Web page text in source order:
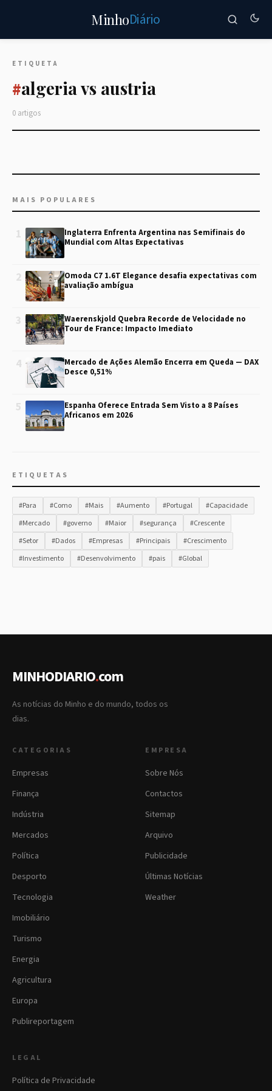
MinhoDiário
ETIQUETA
#algeria vs austria
0 artigos
MAIS POPULARES
1
Inglaterra Enfrenta Argentina nas Semifinais do
Mundial com Altas Expectativas
2
Omoda C7 1.6T Elegance desafia expectativas com
avaliação ambígua
3
Waerenskjold Quebra Recorde de Velocidade no
Tour de France: Impacto Imediato
4
Mercado de Ações Alemão Encerra em Queda — DAX
Desce 0,51%
5
Espanha Oferece Entrada Sem Visto a 8 Países
Africanos em 2026
ETIQUETAS
#Para #Como #Mais #Aumento #Portugal
#Capacidade
#Mercado
#governo #Maior #segurança
#Crescente
#Setor
#Dados #Empresas #Principais
#Crescimento
#Investimento
#Desenvolvimento #pais #Global
MINHODIARIO.com
As notícias do Minho e do mundo, todos os
dias.
CATEGORIAS
Empresas
Finança
Indústria
Mercados
Política
Desporto
Tecnologia
Imobiliário
Turismo
Energia
Agricultura
Europa
Publireportagem
EMPRESA
Sobre Nós
Contactos
Sitemap
Arquivo
Publicidade
Últimas Notícias
Weather
LEGAL
Política de Privacidade